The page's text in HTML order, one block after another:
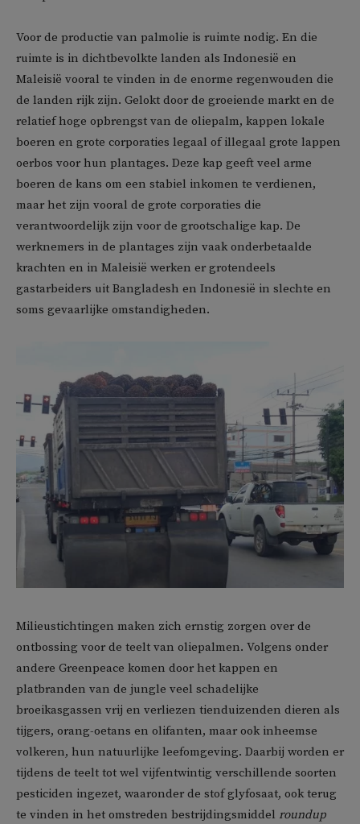
Voor de productie van palmolie is ruimte nodig. En die
ruimte is in dichtbevolkte landen als Indonesië en
Maleisië vooral te vinden in de enorme regenwouden die
de landen rijk zijn. Gelokt door de groeiende markt en de
relatief hoge opbrengst van de oliepalm, kappen lokale
boeren en grote corporaties legaal of illegaal grote lappen
oerbos voor hun plantages. Deze kap geeft veel arme
boeren de kans om een stabiel inkomen te verdienen,
maar het zijn vooral de grote corporaties die
verantwoordelijk zijn voor de grootschalige kap. De
werknemers in de plantages zijn vaak onderbetaalde
krachten en in Maleisië werken er grotendeels
gastarbeiders uit Bangladesh en Indonesië in slechte en
soms gevaarlijke omstandigheden.
Milieustichtingen maken zich ernstig zorgen over de
ontbossing voor de teelt van oliepalmen. Volgens onder
andere Greenpeace komen door het kappen en
platbranden van de jungle veel schadelijke
broeikasgassen vrij en verliezen tienduizenden dieren als
tijgers, orang-oetans en olifanten, maar ook inheemse
volkeren, hun natuurlijke leefomgeving. Daarbij worden er
tijdens de teelt tot wel vijfentwintig verschillende soorten
pesticiden ingezet, waaronder de stof glyfosaat, ook terug
te vinden in het omstreden bestrijdingsmiddel roundup